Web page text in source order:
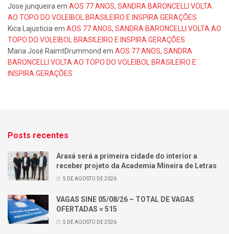
Jose junqueira em AOS 77 ANOS, SANDRA BARONCELLI VOLTA
AO TOPO DO VOLEIBOL BRASILEIRO E INSPIRA GERAÇÕES
Kica Lajusticia em AOS 77 ANOS, SANDRA BARONCELLI VOLTA AO
TOPO DO VOLEIBOL BRASILEIRO E INSPIRA GERAÇÕES
Maria José RaimtDrummond em AOS 77 ANOS, SANDRA
BARONCELLI VOLTA AO TOPO DO VOLEIBOL BRASILEIRO E
INSPIRA GERAÇÕES
Posts recentes
Araxá será a primeira cidade do interior a
receber projeto da Academia Mineira de Letras
5 DE AGOSTO DE 2026
VAGAS SINE 05/08/26 – TOTAL DE VAGAS
OFERTADAS = 515
5 DE AGOSTO DE 2026